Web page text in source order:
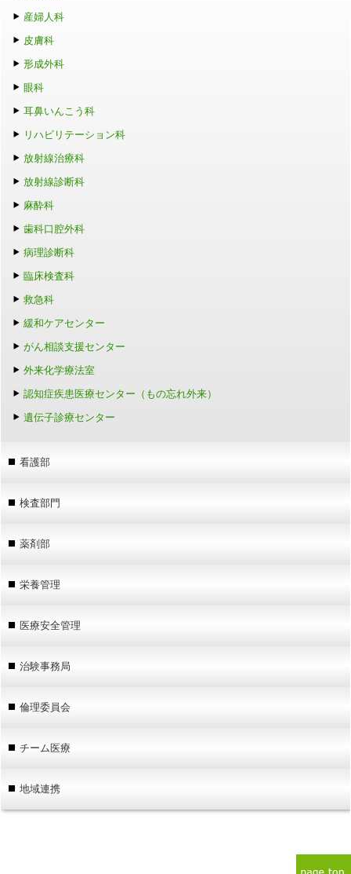
産婦人科
皮膚科
形成外科
眼科
耳鼻いんこう科
リハビリテーション科
放射線治療科
放射線診断科
麻酔科
歯科口腔外科
病理診断科
臨床検査科
救急科
緩和ケアセンター
がん相談支援センター
外来化学療法室
認知症疾患医療センター（もの忘れ外来）
遺伝子診療センター
看護部
検査部門
薬剤部
栄養管理
医療安全管理
治験事務局
倫理委員会
チーム医療
地域連携